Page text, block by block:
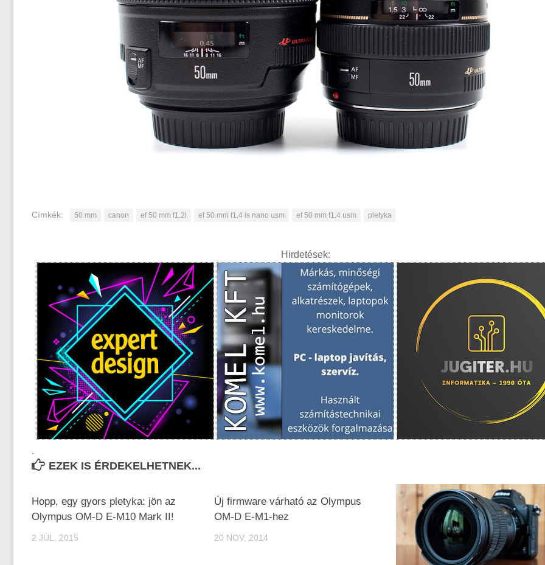
Címkék: 50 mm canon ef 50 mm f1.2l ef 50 mm f1.4 is nano usm ef 50 mm f1.4 usm pletyka
Hirdetések:
.
EZEK IS ÉRDEKELHETNEK...
Hopp, egy gyors pletyka: jön az
Olympus OM-D E-M10 Mark II!
2 JÚL, 2015
Új firmware várható az Olympus
OM-D E-M1-hez
20 NOV, 2014